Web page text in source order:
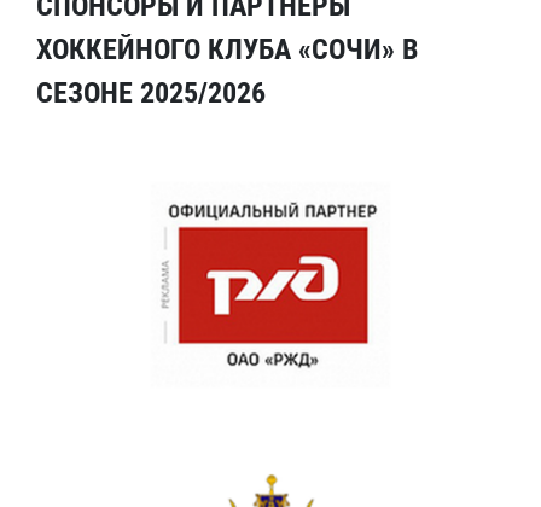
ХОККЕЙНОГО КЛУБА «СОЧИ» В
СЕЗОНЕ 2025/2026